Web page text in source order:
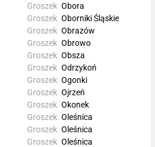
Groszek Obora
Groszek Oborniki Śląskie
Groszek Obrazów
Groszek Obrowo
Groszek Obsza
Groszek Odrzykoń
Groszek Ogonki
Groszek Ojrzeń
Groszek Okonek
Groszek Oleśnica
Groszek Oleśnica
Groszek Oleśnica